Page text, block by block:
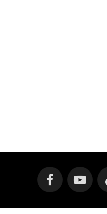
FacebookYouTube